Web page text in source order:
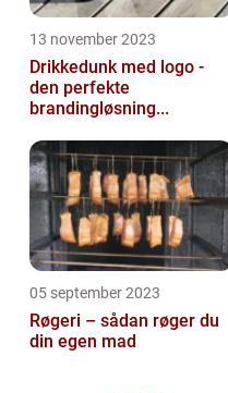
13 november 2023
Drikkedunk med logo -
den perfekte
brandingløsning...
05 september 2023
Røgeri – sådan røger du
din egen mad